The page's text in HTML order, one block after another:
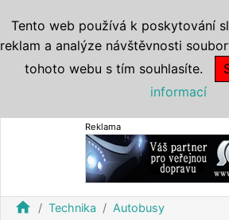
Reklama
home Technika
Autobusy
Tento web používá k poskytování
reklam a analýze návštěvnosti
tohoto webu s tím souhlasíte.
informací